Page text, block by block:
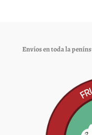
de
Envíos en toda la